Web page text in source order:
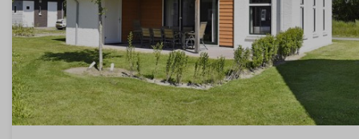
analysieren. Das Ziel von Marketing-Cookies ist
es, Anzeigen anzuzeigen, die auf den individuellen
Benutzer zugeschnitten und relevant sind. Diese
Anzeigen werden für Verleger und externe
Werbetreibende wertvoller.